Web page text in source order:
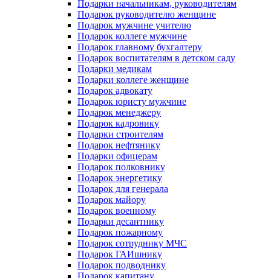
Подарки начальникам, руководителям
Подарок руководителю женщине
Подарок мужчине учителю
Подарок коллеге мужчине
Подарок главному бухгалтеру
Подарок воспитателям в детском саду
Подарки медикам
Подарки коллеге женщине
Подарок адвокату
Подарок юристу мужчине
Подарок менеджеру
Подарок кадровику
Подарки строителям
Подарок нефтянику
Подарки офицерам
Подарок полковнику
Подарок энергетику
Подарок для генерала
Подарок майору
Подарок военному
Подарки десантнику
Подарок пожарному
Подарок сотруднику МЧС
Подарок ГАИшнику
Подарок подводнику
Подарок капитану